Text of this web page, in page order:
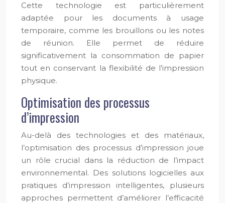
Cette technologie est particulièrement
adaptée pour les documents à usage
temporaire, comme les brouillons ou les notes
de réunion. Elle permet de réduire
significativement la consommation de papier
tout en conservant la flexibilité de l’impression
physique.
Optimisation des processus
d’impression
Au-delà des technologies et des matériaux,
l’optimisation des processus d’impression joue
un rôle crucial dans la réduction de l’impact
environnemental. Des solutions logicielles aux
pratiques d’impression intelligentes, plusieurs
approches permettent d’améliorer l’efficacité